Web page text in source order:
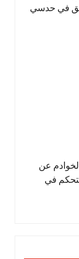
في حدسي
عن
في